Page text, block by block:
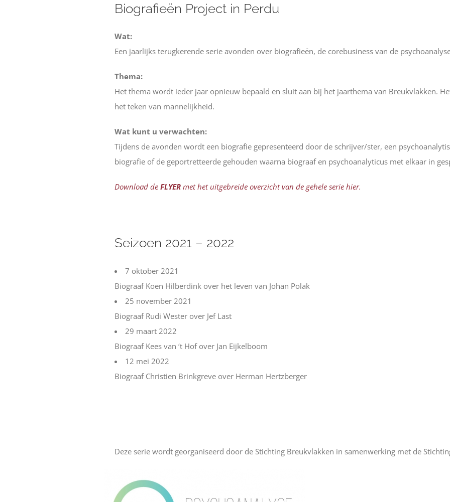
Biografieën Project in Perdu
Wat:
Een jaarlijks terugkerende serie avonden over biografieën, de corebusiness van de
Thema:
Het thema wordt ieder jaar opnieuw bepaald en sluit aan bij het jaarthema van Breukvlakken.
het teken van mannelijkheid.
Wat kunt u verwachten:
Tijdens de avonden wordt een biografie gepresenteerd door de schrijver/ster, een
biografie of de geportretteerde gehouden waarna biograaf en psychoanalyticus met elkaar in
Download deFLYER met het uitgebreide overzicht van de gehele serie hier.
Seizoen 2021 – 2022
7 oktober 2021
Biograaf Koen Hilberdink over het leven van Johan Polak
25 november 2021
Biograaf Rudi Wester over Jef Last
29 maart 2022
Biograaf Kees van ‘t Hof over Jan Eijkelboom
12 mei 2022
Biograaf Christien Brinkgreve over Herman Hertzberger
Deze serie wordt georganiseerd door de Stichting Breukvlakken in samenwerking met de